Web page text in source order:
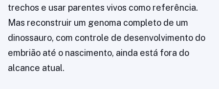
trechos e usar parentes vivos como referência.
Mas reconstruir um genoma completo de um
dinossauro, com controle de desenvolvimento do
embrião até o nascimento, ainda está fora do
alcance atual.